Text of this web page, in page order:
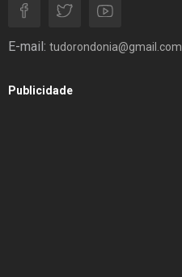
E-mail: tudorondonia@gmail.com
Publicidade